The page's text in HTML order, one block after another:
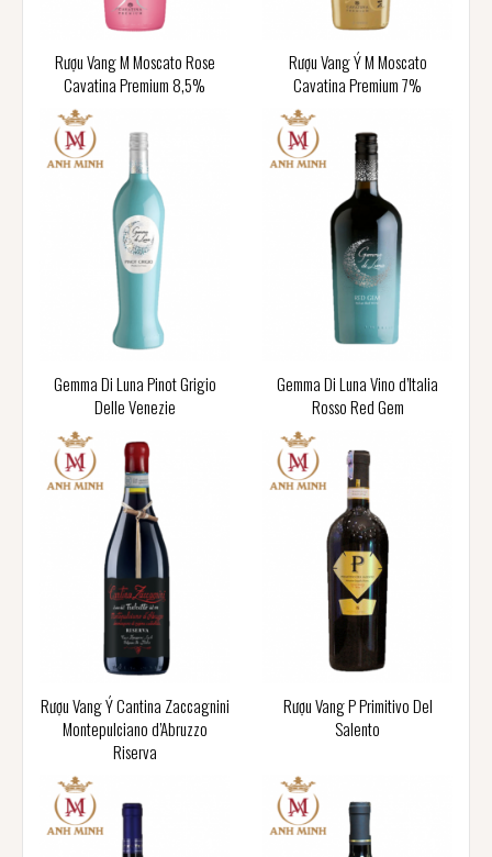
Rượu Vang M Moscato Rose
Cavatina Premium 8,5%
Rượu Vang Ý M Moscato
Cavatina Premium 7%
Gemma Di Luna Pinot Grigio
Delle Venezie
Gemma Di Luna Vino d’Italia
Rosso Red Gem
Rượu Vang Ý Cantina Zaccagnini
Montepulciano d’Abruzzo
Riserva
Rượu Vang P Primitivo Del
Salento